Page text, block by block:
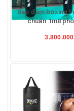
Bao đấm boxing
chuẩn 1m8